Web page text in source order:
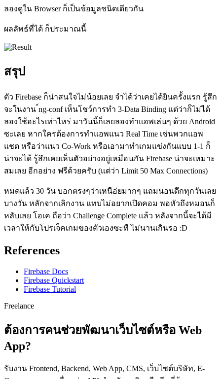
ลองดูใน Browser ก็เป็นข้อมูลชนิดเดียวกัน
ผลลัพธ์ที่ได้ ก็ประมาณนี้
สรุป
ตัว Firebase ก็น่าสนใจไม่น้อยเลย จำได้ว่าเคยได้ยินครั้งแรก รู้สึก
จะในงาน ์ng-conf เห็นโชว์การทำ 3-Data Binding แต่ว่าก็ไม่ได้
ลองใช้อะไรเท่าไหร่ มาวันนี้ก็เลยลองทำแอพเล่นๆ ด้วย Android
ซะเลย หากใครต้องการทำแอพแนว Real Time เช่นพวกแอพ
แชต หรือว่าแนว Co-Work หรือเอามาทำเกมแข่งกันแบบ 1-1 ก็
น่าจะได้ รู้สึกเคยเห็นตัวอย่างอยู่เหมือนกัน Firebase น่าจะเหมาะ
สมเลย อีกอย่าง ฟรีด้วยครับ (แต่ว่า Limit 50 Max Connections)
หมดแล้ว 30 วัน บอกตรงๆว่าเหนือ่ยมากๆ แถมนอนดึกทุกวันเลย
บางวัน หลักจากเลิกงาน แทบไม่อยากเปิดคอม พอหัวถึงหมอนก็
หลับเลย โอเค ถือว่า Challenge Complete แล้ว หลังจากนี้จะได้มี
เวลาให้กับโปรเจ็คเกมของตัวเองซะที ไม่นานเกินรอ :D
References
Firebase Docs
Firebase Quickstart
Firebase Tutorial
Freelance
ต้องการคนช่วยพัฒนาเว็บไซต์หรือ Web
App?
รับงาน Frontend, Backend, Web App, CMS, เว็บไซต์บริษัท, E-